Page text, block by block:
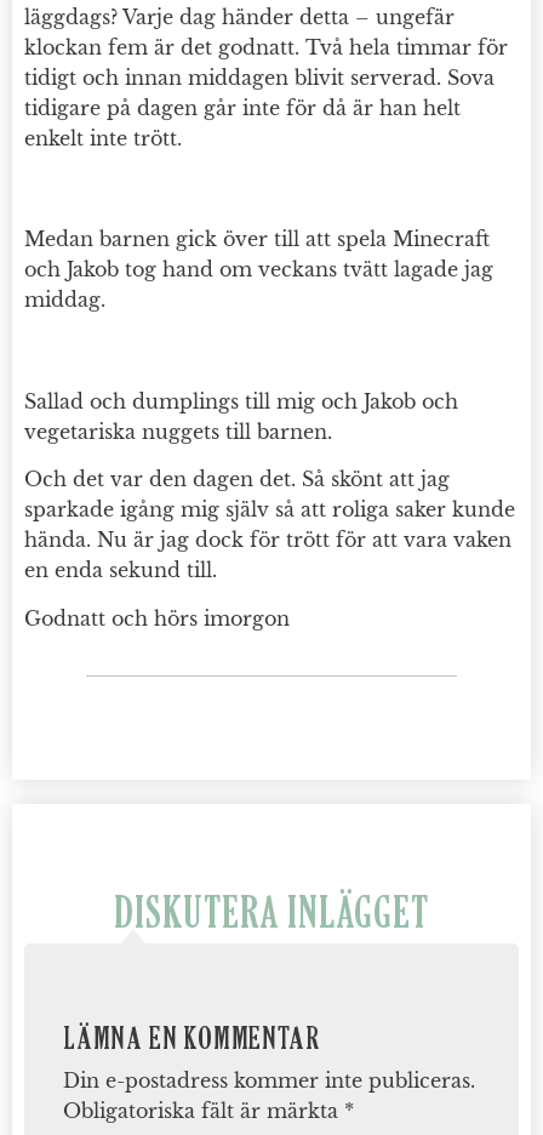
läggdags? Varje dag händer detta – ungefär
klockan fem är det godnatt. Två hela timmar för
tidigt och innan middagen blivit serverad. Sova
tidigare på dagen går inte för då är han helt
enkelt inte trött.
Medan barnen gick över till att spela Minecraft
och Jakob tog hand om veckans tvätt lagade jag
middag.
Sallad och dumplings till mig och Jakob och
vegetariska nuggets till barnen.
Och det var den dagen det. Så skönt att jag
sparkade igång mig själv så att roliga saker kunde
hända. Nu är jag dock för trött för att vara vaken
en enda sekund till.
Godnatt och hörs imorgon
DISKUTERA INLÄGGET
LÄMNA EN KOMMENTAR
Din e-postadress kommer inte publiceras.
Obligatoriska fält är märkta *